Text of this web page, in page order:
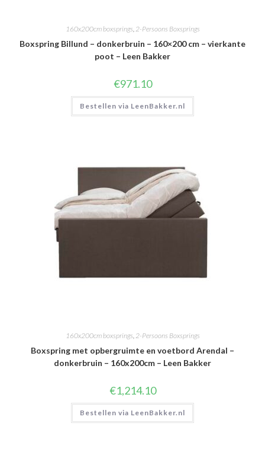
160x200cm boxsprings,2-Persoons Boxsprings
Boxspring Billund – donkerbruin – 160×200 cm – vierkante
poot – Leen Bakker
€971.10
Bestellen via LeenBakker.nl
160x200cm boxsprings 2-Persoons Boxsprings
Boxspring met opbergruimte en voetbord Arendal –
donkerbruin – 160x200cm – Leen Bakker
€1,214.10
Bestellen via LeenBakker.nl